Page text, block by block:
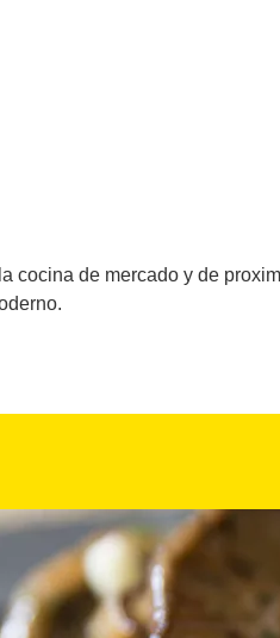
cocina de mercado y de